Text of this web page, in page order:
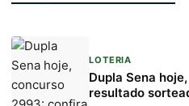
LOTERIA
Dupla Sena
resultado